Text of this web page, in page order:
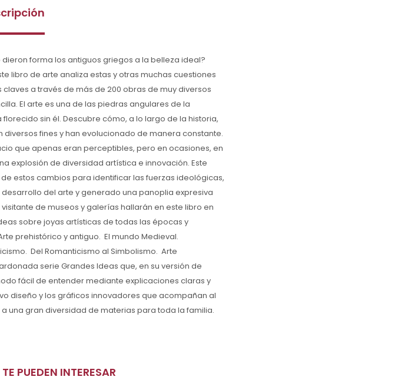
forma los antiguos griegos a la belleza ideal?
libro de arte analiza estas y otras muchas cuestiones
a través de más de 200 obras de muy diversos
El arte es una de las piedras angulares de la
sin él. Descubre cómo, a lo largo de la historia,
fines y han evolucionado de manera constante.
que apenas eran perceptibles, pero en ocasiones, en
explosión de diversidad artística e innovación. Este
estos cambios para identificar las fuerzas ideológicas,
del arte y generado una panoplia expresiva
de museos y galerías hallarán en este libro en
sobre joyas artísticas de todas las épocas y
prehistórico y antiguo.  El mundo Medieval. 
 Del Romanticismo al Simbolismo.  Arte
serie Grandes Ideas que, en su versión de
fácil de entender mediante explicaciones claras y
diseño y los gráficos innovadores que acompañan al
una gran diversidad de materias para toda la familia.
PUEDEN INTERESAR